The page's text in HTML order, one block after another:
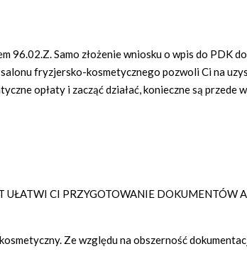
96.02.Z. Samo złożenie wniosku o wpis do PDK
fryzjersko-kosmetycznego pozwoli Ci na
opłaty i zacząć działać, konieczne są przede
CI PRZYGOTOWANIE DOKUMENTÓW
Ze względu na obszerność